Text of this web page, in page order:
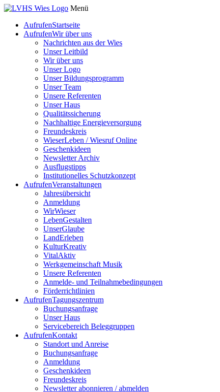
Menü
AufrufenStartseite
AufrufenWir über uns
Nachrichten aus der Wies
Unser Leitbild
Wir über uns
Unser Logo
Unser Bildungsprogramm
Unser Team
Unsere Referenten
Unser Haus
Qualitätssicherung
Nachhaltige Energieversorgung
Freundeskreis
WieserLeben / Wiesruf Online
Geschenkideen
Newsletter Archiv
Ausflugstipps
Institutionelles Schutzkonzept
AufrufenVeranstaltungen
Jahresübersicht
Anmeldung
WirWieser
LebenGestalten
UnserGlaube
LandErleben
KulturKreativ
VitalAktiv
Werkgemeinschaft Musik
Unsere Referenten
Anmelde- und Teilnahmebedingungen
Förderrichtlinien
AufrufenTagungszentrum
Buchungsanfrage
Unser Haus
Servicebereich Beleggruppen
AufrufenKontakt
Standort und Anreise
Buchungsanfrage
Anmeldung
Geschenkideen
Freundeskreis
Newsletter abonnieren / abmelden